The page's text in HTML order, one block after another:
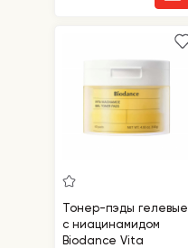
Тонер-пэды гелевые
с ниацинамидом
Biodance Vita